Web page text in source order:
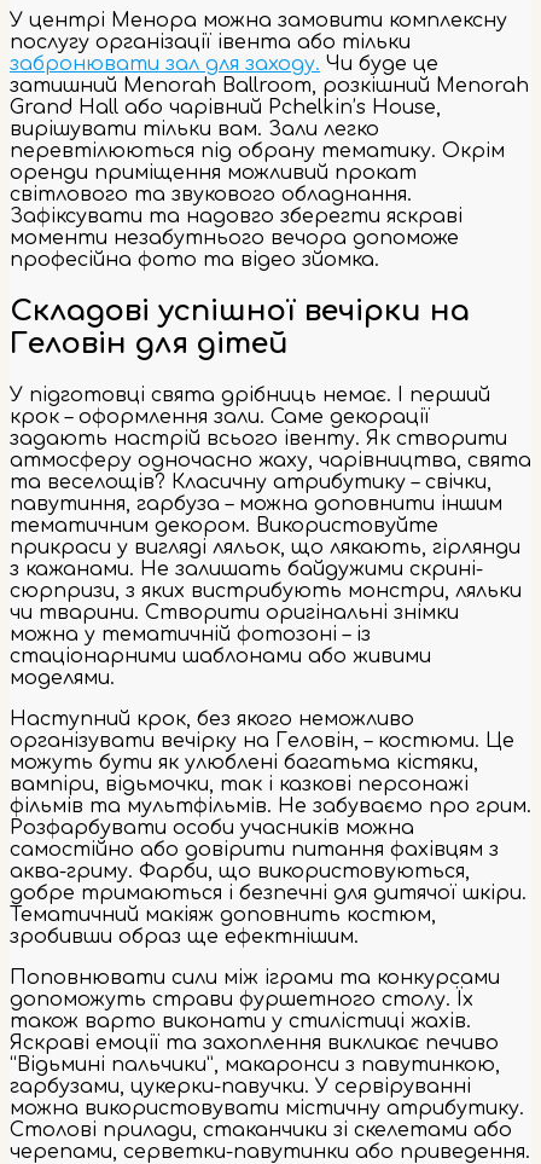
У центрі Менора можна замовити комплексну
послугу організації івента або тільки
забронювати зал для заходу. Чи буде це
затишний Menorah Ballroom, розкішний Menorah
Grand Hall або чарівний Pchelkin’s House,
вирішувати тільки вам. Зали легко
перевтілюються під обрану тематику. Окрім
оренди приміщення можливий прокат
світлового та звукового обладнання.
Зафіксувати та надовго зберегти яскраві
моменти незабутнього вечора допоможе
професійна фото та відео зйомка.
Складові успішної вечірки на
Геловін для дітей
У підготовці свята дрібниць немає. І перший
крок – оформлення зали. Саме декорації
задають настрій всього івенту. Як створити
атмосферу одночасно жаху, чарівництва, свята
та веселощів? Класичну атрибутику – свічки,
павутиння, гарбуза – можна доповнити іншим
тематичним декором. Використовуйте
прикраси у вигляді ляльок, що лякають, гірлянди
з кажанами. Не залишать байдужими скрині-
сюрпризи, з яких вистрибують монстри, ляльки
чи тварини. Створити оригінальні знімки
можна у тематичній фотозоні – із
стаціонарними шаблонами або живими
моделями.
Наступний крок, без якого неможливо
організувати вечірку на Геловін, – костюми. Це
можуть бути як улюблені багатьма кістяки,
вампіри, відьмочки, так і казкові персонажі
фільмів та мультфільмів. Не забуваємо про грим.
Розфарбувати особи учасників можна
самостійно або довірити питання фахівцям з
аква-гриму. Фарби, що використовуються,
добре тримаються і безпечні для дитячої шкіри.
Тематичний макіяж доповнить костюм,
зробивши образ ще ефектнішим.
Поповнювати сили між іграми та конкурсами
допоможуть страви фуршетного столу. Їх
також варто виконати у стилістиці жахів.
Яскраві емоції та захоплення викликає печиво
“Відьмині пальчики”, макаронси з павутинкою,
гарбузами, цукерки-павучки. У сервіруванні
можна використовувати містичну атрибутику.
Столові прилади, стаканчики зі скелетами або
черепами, серветки-павутинки або приведення.